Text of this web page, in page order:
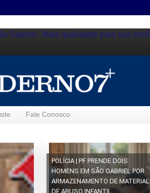
Fale Conosco
POLÍCIA | PF PRENDE DOIS
HOMENS EM SÃO GABRIEL POR
ARMAZENAMENTO DE MATERIAL
DE ABUSO INFANTIL